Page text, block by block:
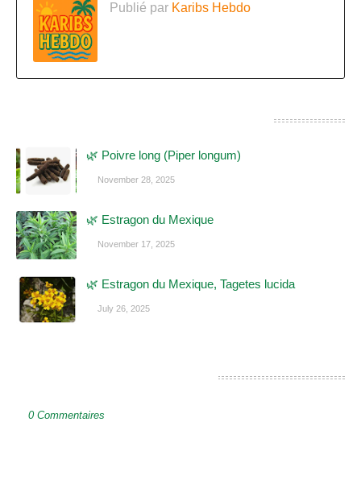
Publié par Karibs Hebdo
🌿 Poivre long (Piper longum)
November 28, 2025
🌿 Estragon du Mexique
November 17, 2025
🌿 Estragon du Mexique, Tagetes lucida
July 26, 2025
0 Commentaires